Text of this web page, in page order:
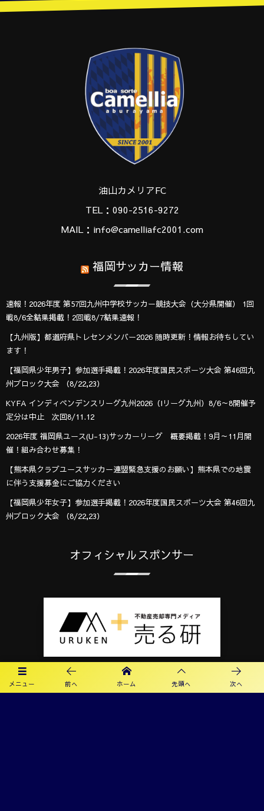
メニュー 前へ ホーム 先頭へ 次へ
油山カメリアFC
TEL：090-2516-9272
MAIL：info@camelliafc2001.com
福岡サッカー情報
速報！2026年度 第57回九州中学校サッカー競技大会（大分県開催） 1回
戦8/6全結果掲載！2回戦8/7結果速報！
【九州版】都道府県トレセンメンバー2026 随時更新！情報お待ちしてい
ます！
【福岡県少年男子】参加選手掲載！2026年度国民スポーツ大会 第46回九
州ブロック大会 （8/22,23）
KYFA インディペンデンスリーグ九州2026（Iリーグ九州）8/6～8開催予
定分は中止 次回8/11.12
2026年度 福岡県ユース(U-13)サッカーリーグ 概要掲載！9月～11月開
催！組み合わせ募集！
【熊本県クラブユースサッカー連盟緊急支援のお願い】熊本県での地震
に伴う支援募金にご協力ください
【福岡県少年女子】参加選手掲載！2026年度国民スポーツ大会 第46回九
州ブロック大会 （8/22,23）
オフィシャルスポンサー